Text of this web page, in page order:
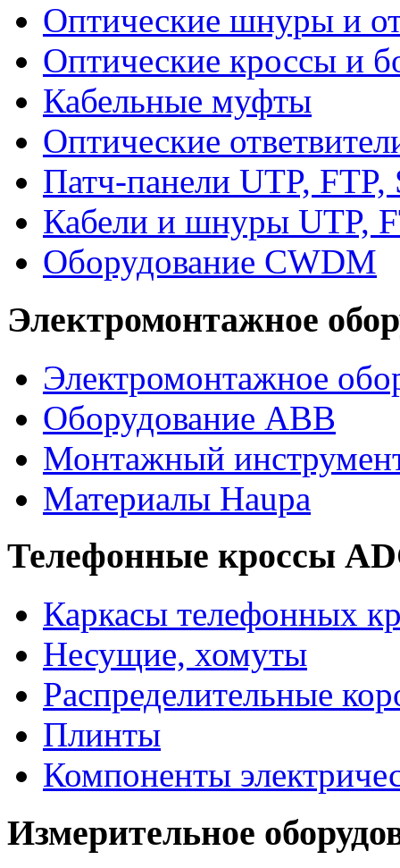
Оптические шнуры и
Оптические кроссы и
Кабельные муфты
Оптические
Патч-панели UTP, FTP,
Кабели и шнуры UTP,
Оборудование CWDM
Электромонтажное
Электромонтажное
Оборудование ABB
Монтажный
Материалы Haupa
Телефонные кроссы
Каркасы телефонных
Несущие, хомуты
Распределительные
Плинты
Компоненты
Измерительное